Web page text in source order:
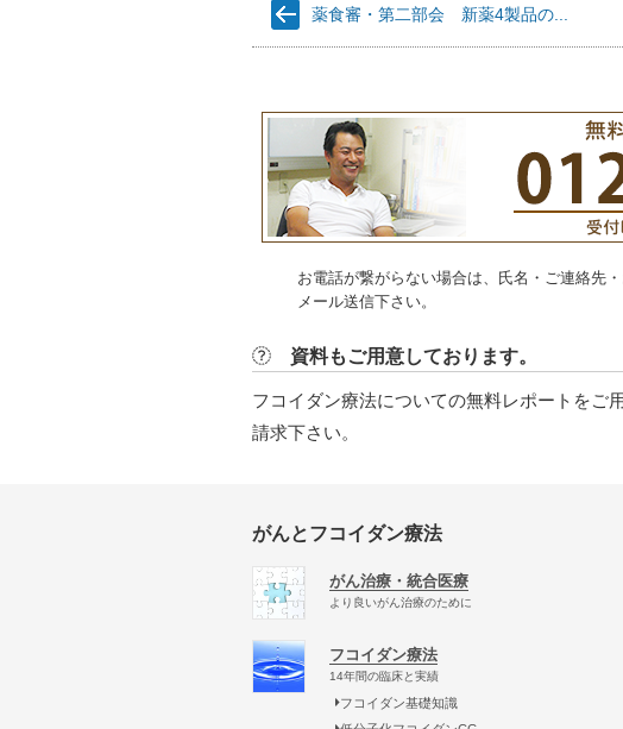
薬食審・第二部会 新薬4製品の...
お電話が繋がらない場合は、氏名・ご連絡先
メール送信下さい。
資料もご用意しております。
フコイダン療法についての無料レポートをご
請求下さい。
がんとフコイダン療法
がん治療・統合医療
より良いがん治療のために
フコイダン療法
14年間の臨床と実績
フコイダン基礎知識